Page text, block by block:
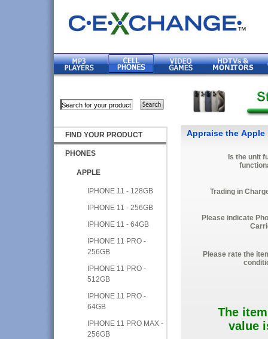
FIND YOUR PRODUCT
PHONES
APPLE
IPHONE 11 - 128GB
IPHONE 11 - 256GB
IPHONE 11 - 64GB
IPHONE 11 PRO -
256GB
IPHONE 11 PRO -
512GB
IPHONE 11 PRO -
64GB
IPHONE 11 PRO MAX -
256GB
Appraise the Apple
Is the unit
Trading in
Please indicate
Please rate the
The
value